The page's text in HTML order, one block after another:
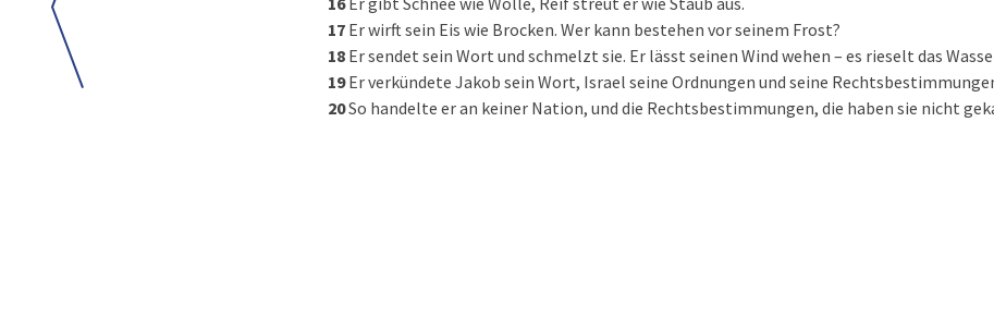
17 Er wirft sein Eis wie Brocken. Wer kann bestehen vor seinem Frost?
18 Er sendet sein Wort und schmelzt sie. Er lässt seinen Wind wehen – es rieselt das
19Er verkündete Jakob sein Wort, Israel seine Ordnungen und seine
20So handelte er an keiner Nation, und die Rechtsbestimmungen, die haben sie nicht